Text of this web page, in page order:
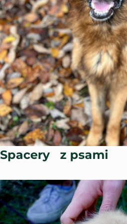
Spacery z psami